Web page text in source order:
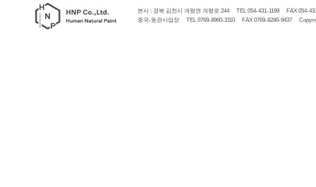
본사 : 경북 김천시 개령면 개령로 244 TEL 054-431-1199 FAX 054-
중국-동관사업장 TEL 0769-8960-3110 FAX 0769-8286-9437